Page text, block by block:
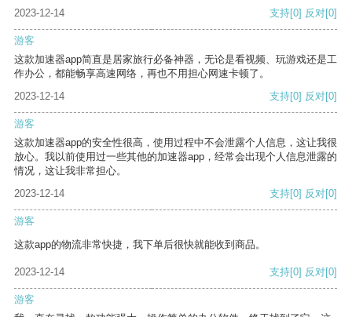
2023-12-14
支持[0] 反对[0]
游客
这款加速器app简直是居家旅行必备神器，无论是看视频、玩游戏还是工
作办公，都能畅享高速网络，再也不用担心网速卡顿了。
2023-12-14
支持[0] 反对[0]
游客
这款加速器app的安全性很高，使用过程中不会泄露个人信息，这让我很
放心。我以前使用过一些其他的加速器app，经常会出现个人信息泄露的
情况，这让我非常担心。
2023-12-14
支持[0] 反对[0]
游客
这款app的物流非常快捷，我下单后很快就能收到商品。
2023-12-14 支持[0] 反对[0]
游客